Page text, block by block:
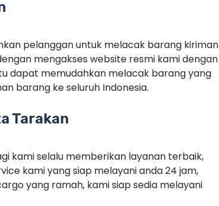
pelanggan untuk melacak barang kiriman
mengakses website resmi kami dengan
dapat memudahkan melacak barang yang
barang ke seluruh Indonesia.
Tarakan
kami selalu memberikan layanan terbaik,
kami yang siap melayani anda 24 jam,
yang ramah, kami siap sedia melayani